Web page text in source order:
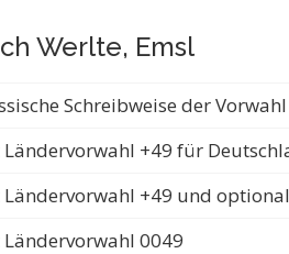
Werlte, Emsl
Schreibweise der Vorwahl
+49 für
+49 und
0049